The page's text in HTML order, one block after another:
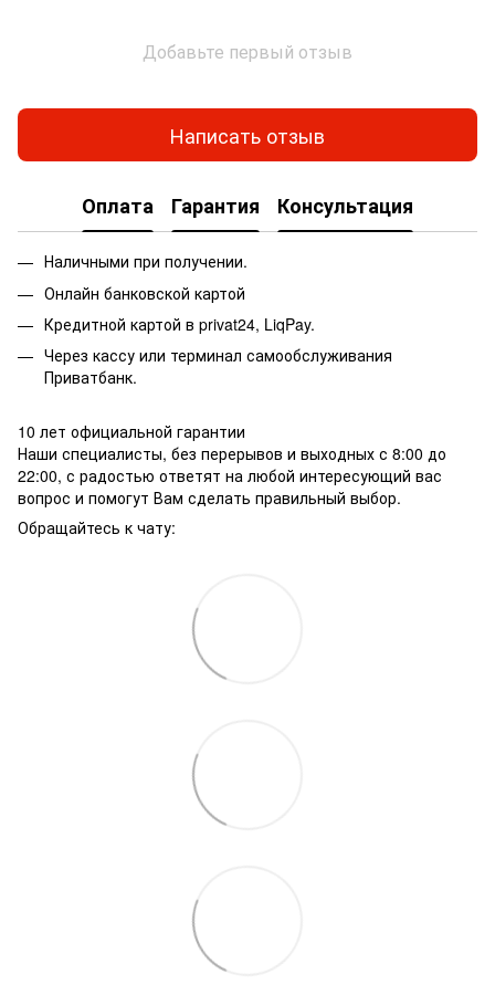
Добавьте первый отзыв
Написать отзыв
Оплата Гарантия Консультация
Наличными при получении.
Онлайн банковской картой
Кредитной картой в privat24, LiqPay.
Через кассу или терминал самообслуживания
Приватбанк.
10 лет официальной гарантии
Наши специалисты, без перерывов и выходных с 8:00 до
22:00, с радостью ответят на любой интересующий вас
вопрос и помогут Вам сделать правильный выбор.
Обращайтесь к чату: